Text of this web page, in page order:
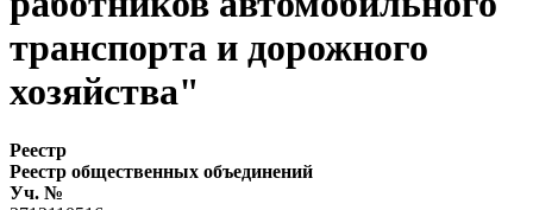
транспорта и дорожного
хозяйства"
Реестр
Реестр общественных объединений
Уч. №